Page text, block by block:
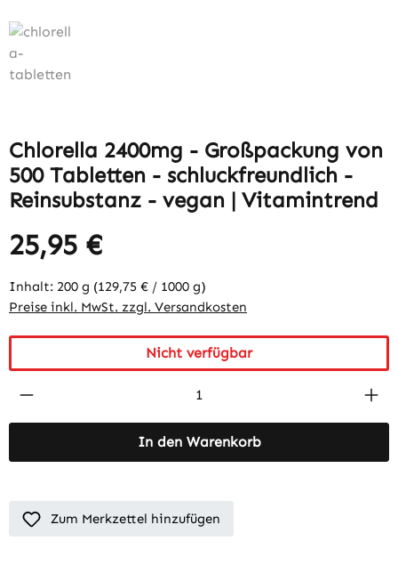
Chlorella 2400mg - Großpackung von
500 Tabletten - schluckfreundlich -
Reinsubstanz - vegan | Vitamintrend
25,95 €
Inhalt: 200 g (129,75 € / 1000 g)
Preise inkl. MwSt. zzgl. Versandkosten
Nicht verfügbar
Produkt Anzahl: Gib den gewünschten
In den Warenkorb
Zum Merkzettel hinzufügen